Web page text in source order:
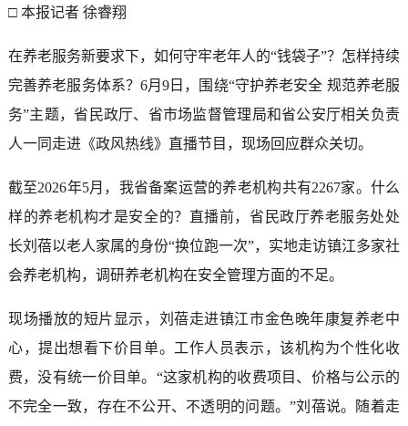
□ 本报记者 徐睿翔
在养老服务新要求下，如何守牢老年人的“钱袋子”？怎样持续
完善养老服务体系？6月9日，围绕“守护养老安全 规范养老服
务”主题，省民政厅、省市场监督管理局和省公安厅相关负责
人一同走进《政风热线》直播节目，现场回应群众关切。
截至2026年5月，我省备案运营的养老机构共有2267家。什么
样的养老机构才是安全的？直播前，省民政厅养老服务处处
长刘蓓以老人家属的身份“换位跑一次”，实地走访镇江多家社
会养老机构，调研养老机构在安全管理方面的不足。
现场播放的短片显示，刘蓓走进镇江市金色晚年康复养老中
心，提出想看下价目单。工作人员表示，该机构为个性化收
费，没有统一价目单。“这家机构的收费项目、价格与公示的
不完全一致，存在不公开、不透明的问题。”刘蓓说。随着走